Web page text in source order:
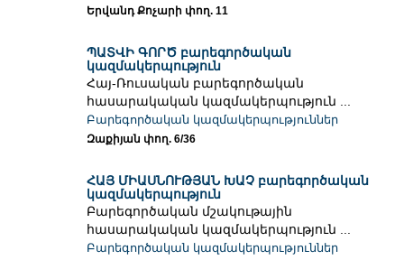
Երվանդ Քոչարի փող. 11
ՊԱՏՎԻ ԳՈՐԾ բարեգործական
կազմակերպություն
Հայ-Ռուսական բարեգործական
հասարակական կազմակերպություն ...
Բարեգործական կազմակերպություններ
Զաքիյան փող. 6/36
ՀԱՅ ՄԻԱՍՆՈՒԹՅԱՆ ԽԱՉ բարեգործական
կազմակերպություն
Բարեգործական մշակութային
հասարակական կազմակերպություն ...
Բարեգործական կազմակերպություններ